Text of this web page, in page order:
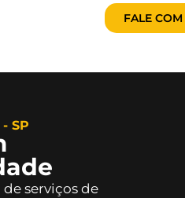
FALE
SP
serviços de